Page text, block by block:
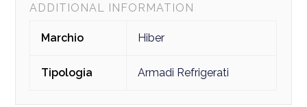
ADDITIONAL INFORMATION
Marchio Hiber
Tipologia Armadi Refrigerati